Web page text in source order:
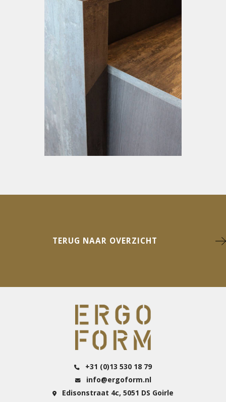
TERUG NAAR OVERZICHT
+31 (0)13 530 18 79
info@ergoform.nl
Edisonstraat 4c, 5051 DS Goirle